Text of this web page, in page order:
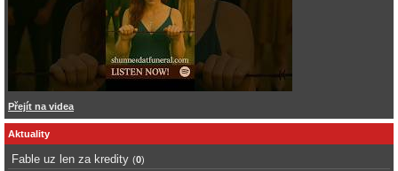
Přejít na videa
Aktuality
Fable uz len za kredity (0)